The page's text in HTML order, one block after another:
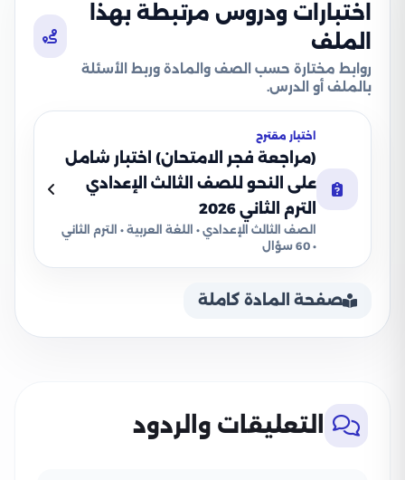
اختبارات ودروس مرتبطة بهذا
الملف
روابط مختارة حسب الصف والمادة وربط الأسئلة
بالملف أو الدرس.
اختبار مقترح
(مراجعة فجر الامتحان) اختبار شامل
على النحو للصف الثالث الإعدادي
الترم الثاني 2026
الصف الثالث الإعدادي • اللغة العربية • الترم الثاني
• 60 سؤال
صفحة المادة كاملة
التعليقات والردود